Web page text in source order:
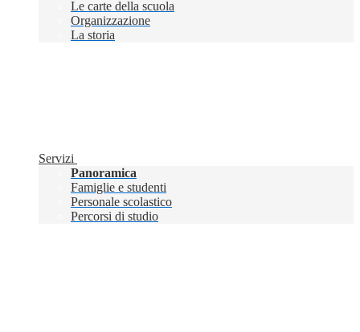
Le carte della scuola
Organizzazione
La storia
Servizi
Panoramica
Famiglie e studenti
Personale scolastico
Percorsi di studio